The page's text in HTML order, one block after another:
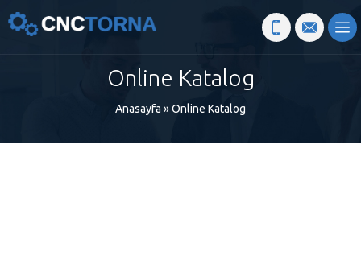
Online Katalog
Anasayfa »Online Katalog